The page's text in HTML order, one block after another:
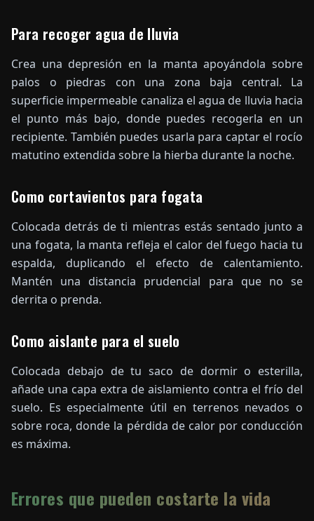
Para recoger agua de lluvia
Crea una depresión en la manta apoyándola sobre
palos o piedras con una zona baja central. La
superficie impermeable canaliza el agua de lluvia hacia
el punto más bajo, donde puedes recogerla en un
recipiente. También puedes usarla para captar el rocío
matutino extendida sobre la hierba durante la noche.
Como cortavientos para fogata
Colocada detrás de ti mientras estás sentado junto a
una fogata, la manta refleja el calor del fuego hacia tu
espalda, duplicando el efecto de calentamiento.
Mantén una distancia prudencial para que no se
derrita o prenda.
Como aislante para el suelo
Colocada debajo de tu saco de dormir o esterilla,
añade una capa extra de aislamiento contra el frío del
suelo. Es especialmente útil en terrenos nevados o
sobre roca, donde la pérdida de calor por conducción
es máxima.
Errores que pueden costarte la vida